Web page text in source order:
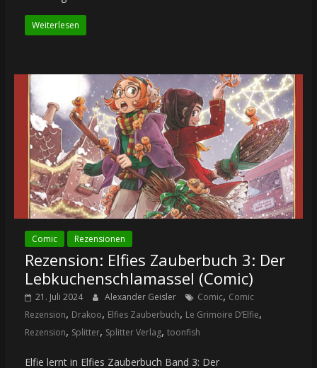
Weiterlesen
Comic Rezensionen
Rezension: Elfies Zauberbuch 3: Der
Lebkuchenschlamassel (Comic)
21. Juli 2024 Alexander Geisler Comic, Comic
Rezension, Drakoo, Elfies Zauberbuch, Le Grimoire D’Elfie,
Rezension, Splitter, Splitter Verlag, toonfish
Elfie lernt in Elfies Zauberbuch Band 3: Der